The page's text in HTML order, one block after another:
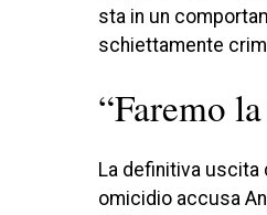
sta in un
schiettamente
“Faremo
La definitiva uscita
omicidio accusa